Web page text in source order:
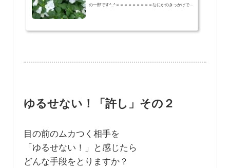
の一部です^_^＝＝＝＝＝＝＝＝＝なにかのきっかけで…
ゆるせない！「許し」その２
目の前のムカつく相手を
「ゆるせない！」と感じたら
どんな手段をとりますか？